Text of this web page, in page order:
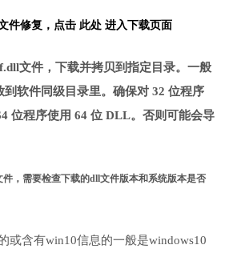
件修复， 点击 此处 进入下载页面
文件，下载并拷贝到指定目录。一般
到软件同级目录里。确保对 32 位程序
位程序使用 64 位 DLL。否则可能会导
，需要检查下载的dll文件版本和系统版本是否
或含有win10信息的一般是windows10